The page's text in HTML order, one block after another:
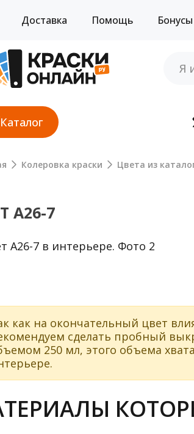
Доставка Помощь Бонусы
Каталог
Колеровка краски Цвета из
A26-7
как на окончательный цвет
сделать пробный
250 мл, этого объема